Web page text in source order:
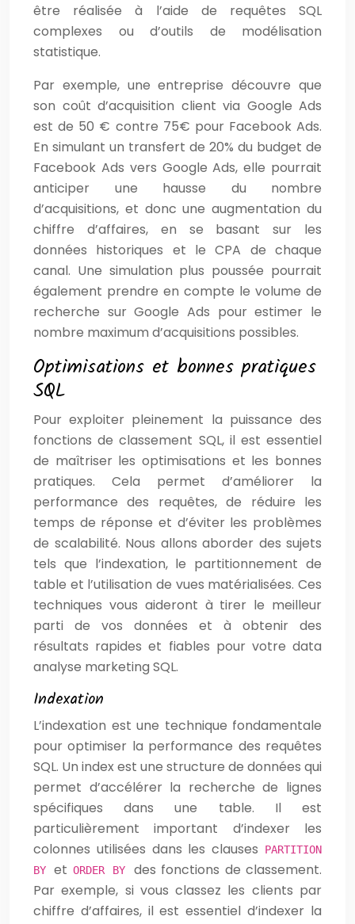
être réalisée à l’aide de requêtes SQL
complexes ou d’outils de modélisation
statistique.
Par exemple, une entreprise découvre que
son coût d’acquisition client via Google Ads
est de 50 € contre 75€ pour Facebook Ads.
En simulant un transfert de 20% du budget de
Facebook Ads vers Google Ads, elle pourrait
anticiper une hausse du nombre
d’acquisitions, et donc une augmentation du
chiffre d’affaires, en se basant sur les
données historiques et le CPA de chaque
canal. Une simulation plus poussée pourrait
également prendre en compte le volume de
recherche sur Google Ads pour estimer le
nombre maximum d’acquisitions possibles.
Optimisations et bonnes pratiques
SQL
Pour exploiter pleinement la puissance des
fonctions de classement SQL, il est essentiel
de maîtriser les optimisations et les bonnes
pratiques. Cela permet d’améliorer la
performance des requêtes, de réduire les
temps de réponse et d’éviter les problèmes
de scalabilité. Nous allons aborder des sujets
tels que l’indexation, le partitionnement de
table et l’utilisation de vues matérialisées. Ces
techniques vous aideront à tirer le meilleur
parti de vos données et à obtenir des
résultats rapides et fiables pour votre data
analyse marketing SQL.
Indexation
L’indexation est une technique fondamentale
pour optimiser la performance des requêtes
SQL. Un index est une structure de données qui
permet d’accélérer la recherche de lignes
spécifiques dans une table. Il est
particulièrement important d’indexer les
colonnes utilisées dans les clauses
PARTITION
BYet ORDER BY des fonctions de classement.
Par exemple, si vous classez les clients par
chiffre d’affaires, il est essentiel d’indexer la